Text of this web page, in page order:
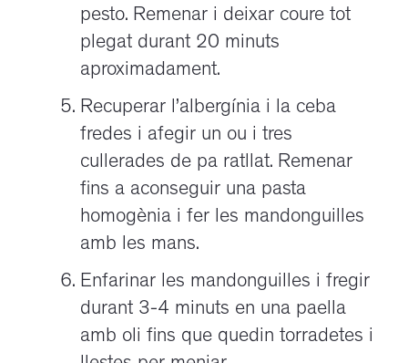
pesto. Remenar i deixar coure tot
plegat durant 20 minuts
aproximadament.
Recuperar l’albergínia i la ceba
fredes i afegir un ou i tres
cullerades de pa ratllat. Remenar
fins a aconseguir una pasta
homogènia i fer les mandonguilles
amb les mans.
Enfarinar les mandonguilles i fregir
durant 3-4 minuts en una paella
amb oli fins que quedin torradetes i